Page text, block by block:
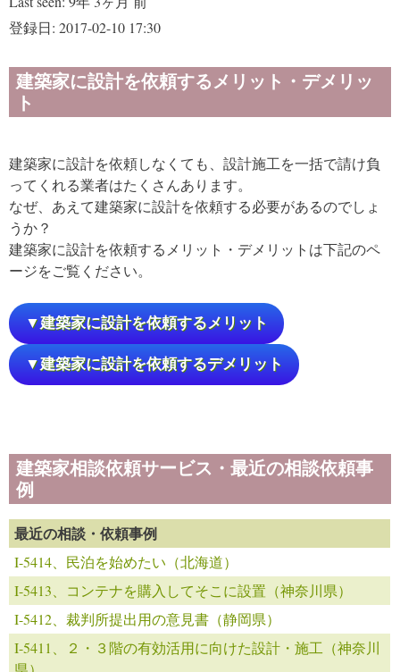
登録日: 2017-02-10 17:30
建築家に設計を依頼するメリット・デメリッ
ト
建築家に設計を依頼しなくても、設計施工を一括で請け負
ってくれる業者はたくさんあります。
なぜ、あえて建築家に設計を依頼する必要があるのでしょ
うか？
建築家に設計を依頼するメリット・デメリットは下記のペ
ージをご覧ください。
▼建築家に設計を依頼するメリット
▼建築家に設計を依頼するデメリット
建築家相談依頼サービス・最近の相談依頼事
例
最近の相談・依頼事例
I-5414、民泊を始めたい（北海道）
I-5413、コンテナを購入してそこに設置（神奈川県）
I-5412、裁判所提出用の意見書（静岡県）
I-5411、２・３階の有効活用に向けた設計・施工（神奈川